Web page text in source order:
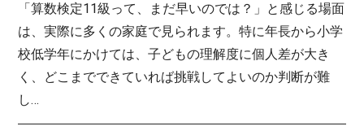
「算数検定11級って、まだ早いのでは？」と感じる場面
は、実際に多くの家庭で見られます。特に年長から小学
校低学年にかけては、子どもの理解度に個人差が大き
く、どこまでできていれば挑戦してよいのか判断が難
し…